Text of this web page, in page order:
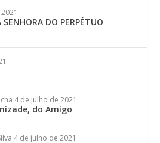
DO PERPÉTUO
4 de julho de 2021
do Amigo
4 de julho de 2021